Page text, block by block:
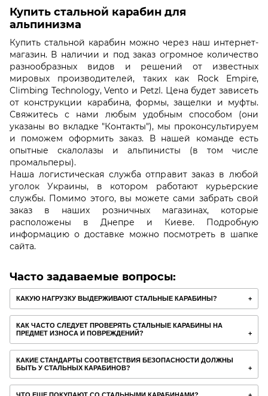
Купить стальной карабин для
альпинизма
Купить стальной карабин можно через наш интернет-
магазин. В наличии и под заказ огромное количество
разнообразных видов и решений от известных
мировых производителей, таких как Rock Empire,
Climbing Technology, Vento и Petzl. Цена будет зависеть
от конструкции карабина, формы, защелки и муфты.
Свяжитесь с нами любым удобным способом (они
указаны во вкладке "Контакты"), мы проконсультируем
и поможем оформить заказ. В нашей команде есть
опытные скалолазы и альпинисты (в том числе
промальперы).
Наша логистическая служба отправит заказ в любой
уголок Украины, в котором работают курьерские
службы. Помимо этого, вы можете сами забрать свой
заказ в наших розничных магазинах, которые
расположены в Днепре и Киеве. Подробную
информацию о доставке можно посмотреть в шапке
сайта.
Часто задаваемые вопросы:
КАКУЮ НАГРУЗКУ ВЫДЕРЖИВАЮТ СТАЛЬНЫЕ КАРАБИНЫ?
КАК ЧАСТО СЛЕДУЕТ ПРОВЕРЯТЬ СТАЛЬНЫЕ КАРАБИНЫ НА
ПРЕДМЕТ ИЗНОСА И ПОВРЕЖДЕНИЙ?
КАКИЕ СТАНДАРТЫ СООТВЕТСТВИЯ БЕЗОПАСНОСТИ ДОЛЖНЫ
БЫТЬ У СТАЛЬНЫХ КАРАБИНОВ?